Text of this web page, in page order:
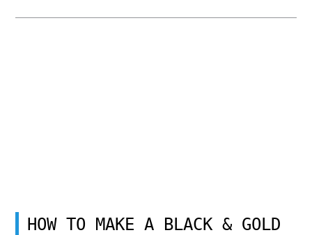
HOW TO MAKE A BLACK & GOLD